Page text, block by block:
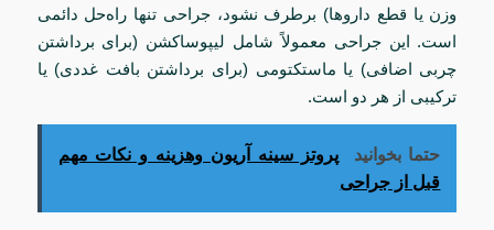
وزن یا قطع داروها) برطرف نشود، جراحی تنها راه‌حل دائمی
است. این جراحی معمولاً شامل لیپوساکشن (برای برداشتن
چربی اضافی) یا ماستکتومی (برای برداشتن بافت غددی) یا
ترکیبی از هر دو است.
حتما بخوانید
پروتز سینه آریون وهزینه و نکات مهم
قبل از جراحی